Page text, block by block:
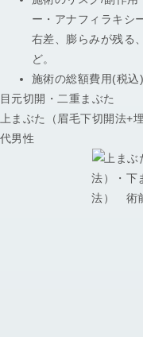
ー・アナフィラキシ
右差、膨らみが残る
ど。
施術の総額費用(税込)
目元切開・二重まぶた
上まぶた（眉毛下切開法
代男性